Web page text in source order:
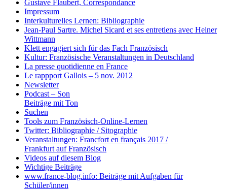
Gustave Flaubert, Correspondance
Impressum
Interkulturelles Lernen: Bibliographie
Jean-Paul Sartre. Michel Sicard et ses entretiens avec Heiner
Wittmann
Klett engagiert sich für das Fach Französisch
Kultur: Französische Veranstaltungen in Deutschland
La presse quotidienne en France
Le rappport Gallois – 5 nov. 2012
Newsletter
Podcast – Son
Beiträge mit Ton
Suchen
Tools zum Französisch-Online-Lernen
Twitter: Bibliographie / Sitographie
Veranstaltungen: Francfort en français 2017 /
Frankfurt auf Französisch
Videos auf diesem Blog
Wichtige Beiträge
www.france-blog.info: Beiträge mit Aufgaben für
Schüler/innen